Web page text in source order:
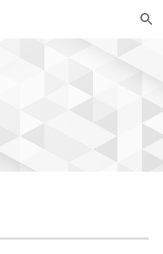
Skip to navigation